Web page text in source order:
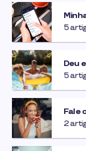
5
Deu
5
Fale
2